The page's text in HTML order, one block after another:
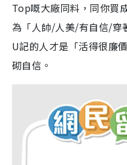
Top嘅大廠同料，同你買
為「人帥/人美/有自信/穿
U記的人才是「活得很廉
砌自信。